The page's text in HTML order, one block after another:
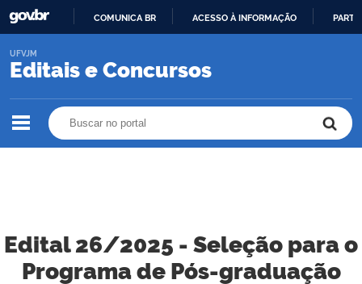
O
COMUNICA BR ACESSO À INFORMAÇÃO
Editais e Concursos
UFVJM
Edital 26/2025 - Seleção para o
Programa de Pós-graduação